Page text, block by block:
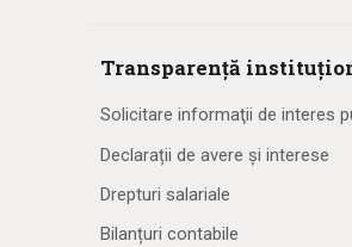
Transparență
Solicitare informaţii de interes
Declarații de avere și interese
Drepturi salariale
Bilanțuri contabile